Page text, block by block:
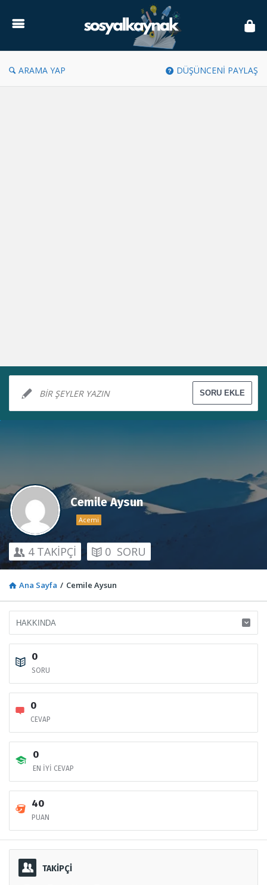
Kaynak
ARAMA YAP DÜŞÜNCENİ PAYLAŞ
Cemile Aysun
Acemi
4 TAKİPÇİ 0 SORU
Ana Sayfa / Cemile Aysun
0
SORU
0
CEVAP
0
EN İYİ CEVAP
40
PUAN
TAKİPÇİ